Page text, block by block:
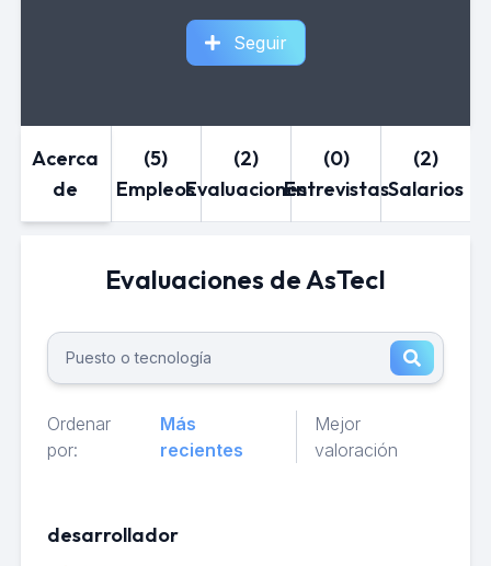
Seguir
Acerca
de
(5)
Empleos
(2)
Evaluaciones
(0)
Entrevistas
(2)
Salarios
Evaluaciones de AsTecI
Ordenar
por:
Más
recientes
Mejor
valoración
desarrollador